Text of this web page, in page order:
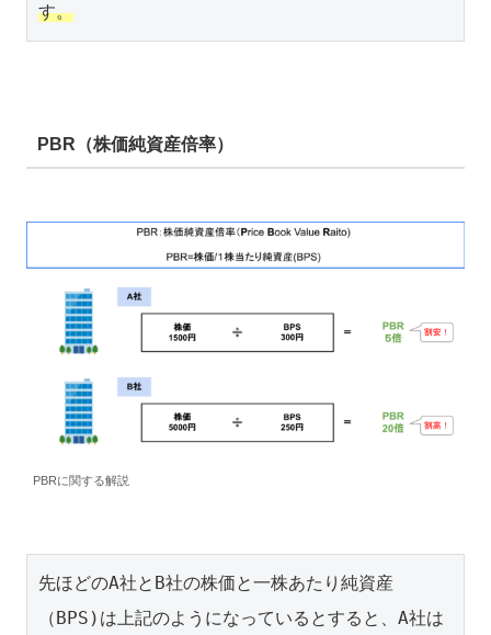
す。
PBR（株価純資産倍率）
PBRに関する解説
先ほどのA社とB社の株価と一株あたり純資産
（BPS)は上記のようになっているとすると、A社は